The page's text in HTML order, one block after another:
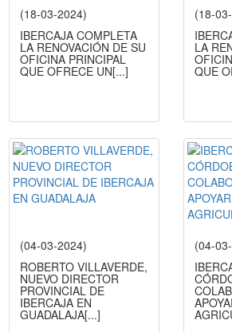
(18-03-2024)
IBERCAJA COMPLETA
LA RENOVACIÓN DE SU
OFICINA PRINCIPAL
QUE OFRECE UN[...]
(18-
LA
QUE
(04-03-2024)
ROBERTO VILLAVERDE,
NUEVO DIRECTOR
PROVINCIAL DE
IBERCAJA EN
GUADALAJA[...]
(04-